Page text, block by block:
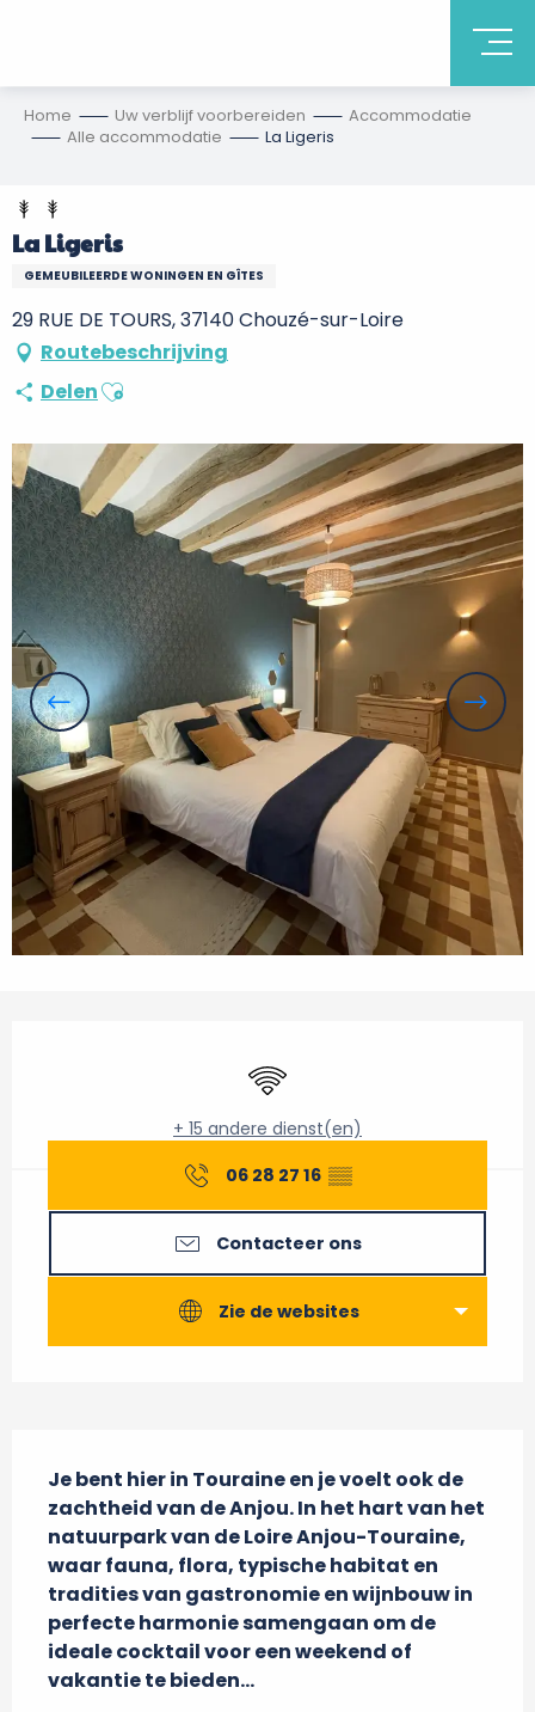
Home Uw verblijf voorbereiden
Accommodatie
Alle accommodatie
La Ligeris
La Ligeris
GEMEUBILEERDE WONINGEN EN GÎTES
29 RUE DE TOURS, 37140 Chouzé-sur-Loire
Routebeschrijving
DelenAjouter aux favoris
Wifi
+ 15 andere dienst(en)
06 28 27 16 ▒▒
Contacteer ons
Zie de websites
Je bent hier in Touraine en je voelt ook de
zachtheid van de Anjou. In het hart van het
natuurpark van de Loire Anjou-Touraine,
waar fauna, flora, typische habitat en
tradities van gastronomie en wijnbouw in
perfecte harmonie samengaan om de
ideale cocktail voor een weekend of
vakantie te bieden...